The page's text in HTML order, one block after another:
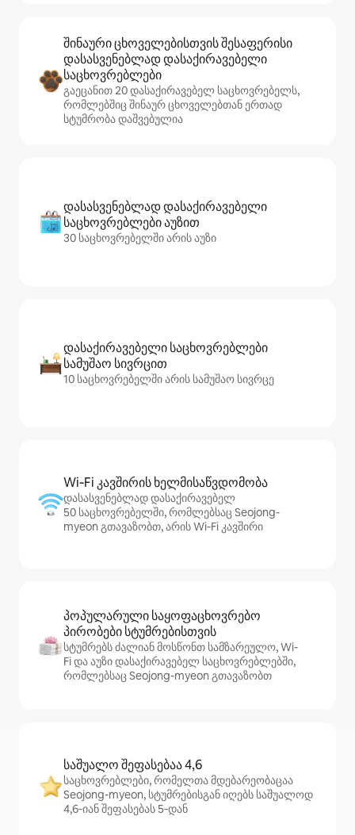
შინაური ცხოველებისთვის შესაფერისი
დასასვენებლად დასაქირავებელი
საცხოვრებლები
გაეცანით 20 დასაქირავებელ საცხოვრებელს,
რომლებშიც შინაურ ცხოველებთან ერთად
სტუმრობა დაშვებულია
დასასვენებლად დასაქირავებელი
საცხოვრებლები აუზით
30 საცხოვრებელში არის აუზი
დასაქირავებელი საცხოვრებლები
სამუშაო სივრცით
10 საცხოვრებელში არის სამუშაო სივრცე
Wi‑Fi კავშირის ხელმისაწვდომობა
დასასვენებლად დასაქირავებელ
50 საცხოვრებელში, რომლებსაც Seojong-
myeon გთავაზობთ, არის Wi‑Fi კავშირი
პოპულარული საყოფაცხოვრებო
პირობები სტუმრებისთვის
სტუმრებს ძალიან მოსწონთ სამზარეულო, Wi-
Fi და აუზი დასაქირავებელ საცხოვრებლებში,
რომლებსაც Seojong-myeon გთავაზობთ
საშუალო შეფასებაა 4,6
საცხოვრებლები, რომელთა მდებარეობაცაა
Seojong-myeon, სტუმრებისგან იღებს საშუალოდ
4,6‑იან შეფასებას 5‑დან